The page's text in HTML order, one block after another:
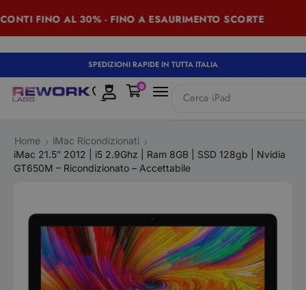
FINO AL 30% - FINO A ESAURIMENTO SCORTE
SPEDIZIONI RAPIDE IN TUTTA ITALIA
Cerca iPad
0
Home
iMac Ricondizionati
iMac 21.5″ 2012 | i5 2.9Ghz | Ram 8GB | SSD 128gb | Nvidia
GT650M – Ricondizionato – Accettabile